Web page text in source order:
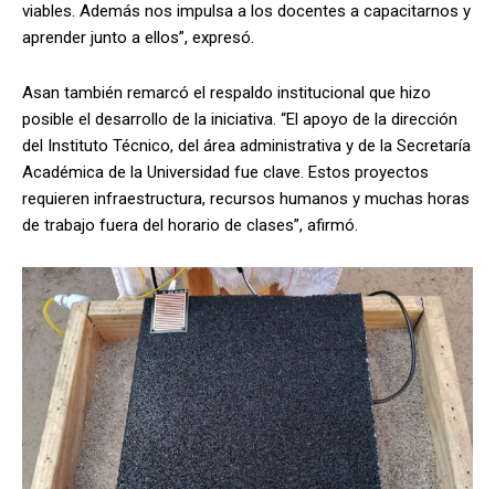
viables. Además nos impulsa a los docentes a capacitarnos y
aprender junto a ellos”, expresó.
Asan también remarcó el respaldo institucional que hizo
posible el desarrollo de la iniciativa. “El apoyo de la dirección
del Instituto Técnico, del área administrativa y de la Secretaría
Académica de la Universidad fue clave. Estos proyectos
requieren infraestructura, recursos humanos y muchas horas
de trabajo fuera del horario de clases”, afirmó.